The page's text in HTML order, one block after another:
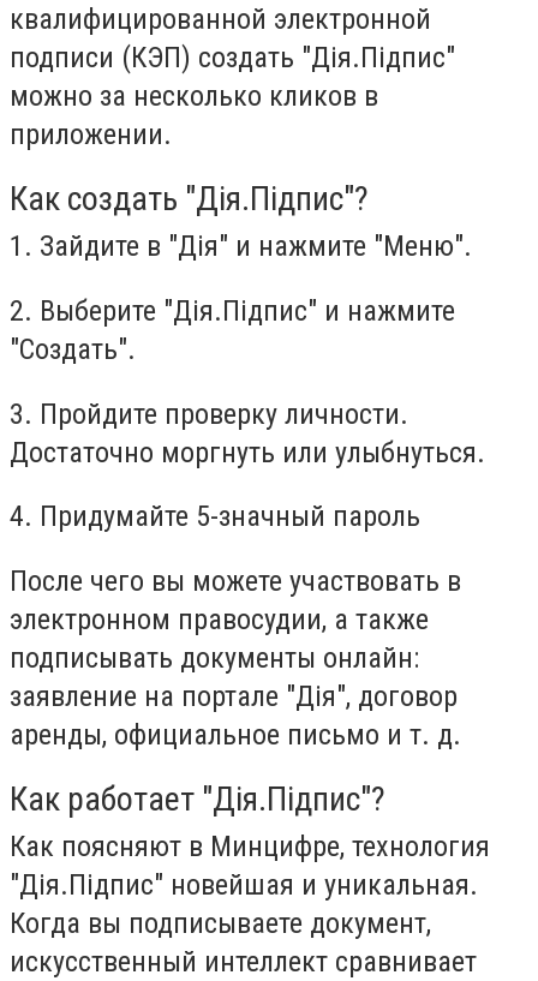
квалифицированной электронной
подписи (КЭП) создать "Дія.Підпис"
можно за несколько кликов в
приложении.
Как создать "Дія.Підпис"?
1. Зайдите в "Дія" и нажмите "Меню".
2. Выберите "Дія.Підпис" и нажмите
"Создать".
3. Пройдите проверку личности.
Достаточно моргнуть или улыбнуться.
4. Придумайте 5-значный пароль
После чего вы можете участвовать в
электронном правосудии, а также
подписывать документы онлайн:
заявление на портале "Дія", договор
аренды, официальное письмо и т. д.
Как работает "Дія.Підпис"?
Как поясняют в Минцифре, технология
"Дія.Підпис" новейшая и уникальная.
Когда вы подписываете документ,
искусственный интеллект сравнивает